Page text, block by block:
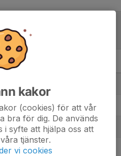
11 35
9 60
11
kakor
(cookies) för att vår
bra för dig. De används
i syfte att hjälpa oss att
tjänster.
vi cookies